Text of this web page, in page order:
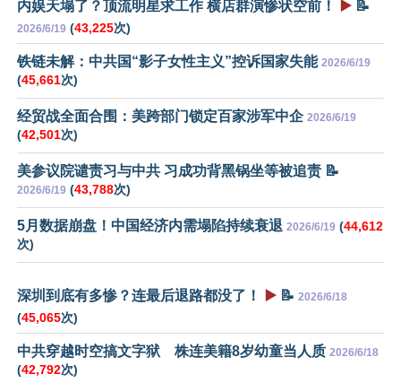
内娱天塌了？顶流明星求工作 横店群演惨状空前！ ▶️ 📝
2026/6/19 (43,225次)
铁链未解：中共国“影子女性主义”控诉国家失能 2026/6/19
(45,661次)
经贸战全面合围：美跨部门锁定百家涉军中企 2026/6/19
(42,501次)
美参议院谴责习与中共 习成功背黑锅坐等被追责 📝
2026/6/19 (43,788次)
5月数据崩盘！中国经济内需塌陷持续衰退 2026/6/19 (44,612
次)
深圳到底有多惨？连最后退路都没了！ ▶️ 📝 2026/6/18
(45,065次)
中共穿越时空搞文字狱 株连美籍8岁幼童当人质 2026/6/18
(42,792次)